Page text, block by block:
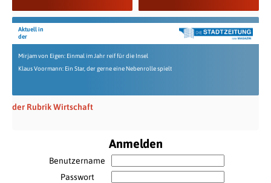
Aktuell in
der
Mirjam von Eigen: Einmal im Jahr reif für die Insel
Klaus Voormann: Ein Star, der gerne eine Nebenrolle spielt
der Rubrik Wirtschaft
Anmelden
Benutzername
Passwort